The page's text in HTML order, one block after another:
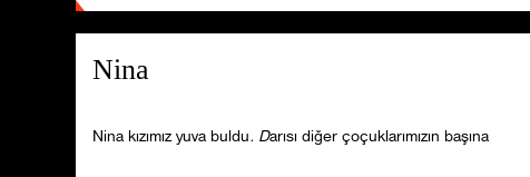
Nina
Nina kızımız yuva buldu. Darısı diğer çoçuklarımızın başına